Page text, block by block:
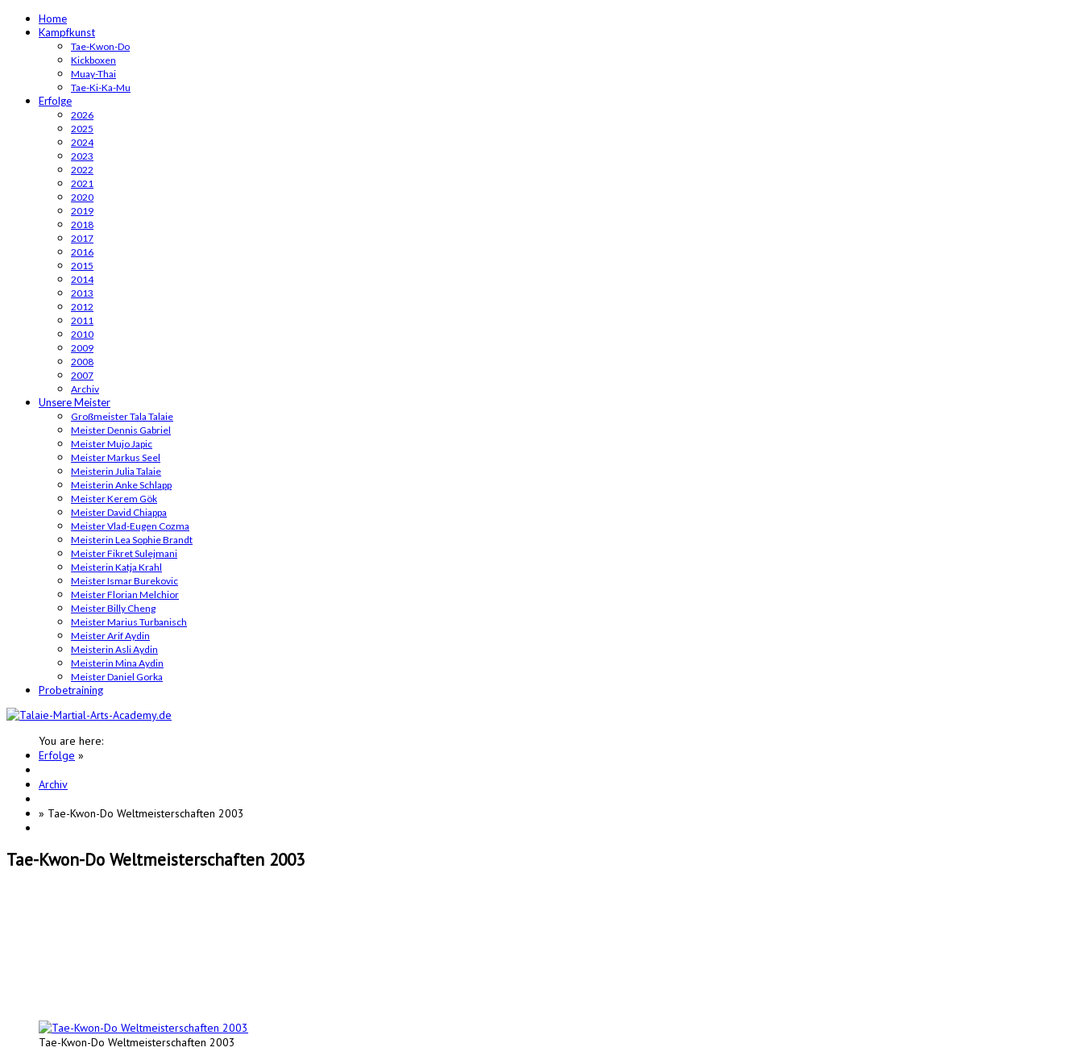
Home
Kampfkunst
Tae-Kwon-Do
Kickboxen
Muay-Thai
Tae-Ki-Ka-Mu
Erfolge
2026
2025
2024
2023
2022
2021
2020
2019
2018
2017
2016
2015
2014
2013
2012
2011
2010
2009
2008
2007
Archiv
Unsere Meister
Großmeister Tala Talaie
Meister Dennis Gabriel
Meister Mujo Japic
Meister Markus Seel
Meisterin Julia Talaie
Meisterin Anke Schlapp
Meister Kerem Gök
Meister David Chiappa
Meister Vlad-Eugen Cozma
Meisterin Lea Sophie Brandt
Meister Fikret Sulejmani
Meisterin Katja Krahl
Meister Ismar Burekovic
Meister Florian Melchior
Meister Billy Cheng
Meister Marius Turbanisch
Meister Arif Aydin
Meisterin Asli Aydin
Meisterin Mina Aydin
Meister Daniel Gorka
Probetraining
You are here:
Erfolge »
Archiv
» Tae-Kwon-Do Weltmeisterschaften 2003
Tae-Kwon-Do Weltmeisterschaften 2003
Tae-Kwon-Do Weltmeisterschaften 2003